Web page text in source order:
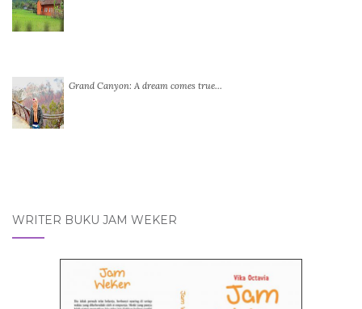
Grand Canyon: A dream comes true…
WRITER BUKU JAM WEKER